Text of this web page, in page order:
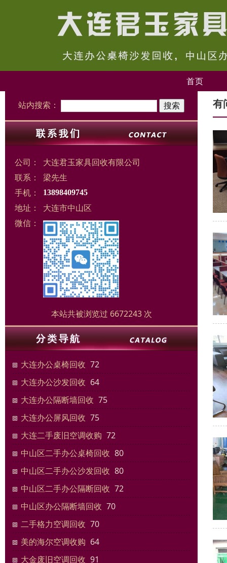
首页
站内搜索：
公司：
大连君玉家具回收有限公司
联系：
梁先生
手机：
13898409745
地址：
大连市中山区
微信：
本站共被浏览过 6672243 次
大连办公桌椅回收 72
大连办公沙发回收 64
大连办公隔断墙回收 75
大连办公屏风回收 75
大连二手废旧空调收购 72
中山区二手办公桌椅回收 80
中山区二手办公沙发回收 80
中山区二手办公隔断回收 72
中山区办公隔断墙回收 70
二手格力空调回收 70
美的海尔空调收购 64
大金废旧空调回收 91
有